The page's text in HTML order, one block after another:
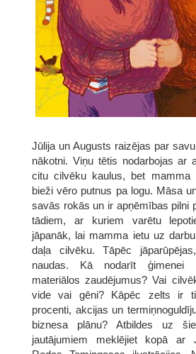
Jūlija un Augusts raizējas par
nākotni. Viņu tētis nodarbojas ar
citu cilvēku kaulus, bet mamma
bieži vēro putnus pa logu. Māsa
savās rokās un ir apņēmības pilni
tādiem, ar kuriem varētu
jāpanāk, lai mamma ietu uz
daļa cilvēku. Tāpēc
naudas. Kā nodarīt ģimenei
materiālos zaudējumus? Vai
vide vai gēni? Kāpēc zelts ir
procenti, akcijas un
biznesa plānu? Atbildes uz
jautājumiem meklējiet kopā ar